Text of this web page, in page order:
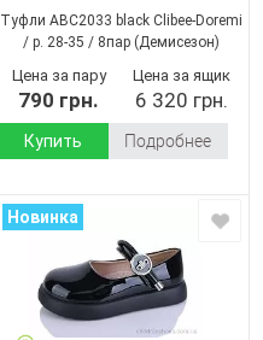
Туфли ABC2033 black Clibee-Doremi
/ p. 28-35 / 8пар (Демисезон)
Цена за пару
790 грн.
Цена за ящик
6 320 грн.
Купить Подробнее
Новинка